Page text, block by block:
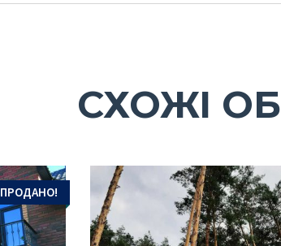
СХОЖІ
ПРОДАНО!